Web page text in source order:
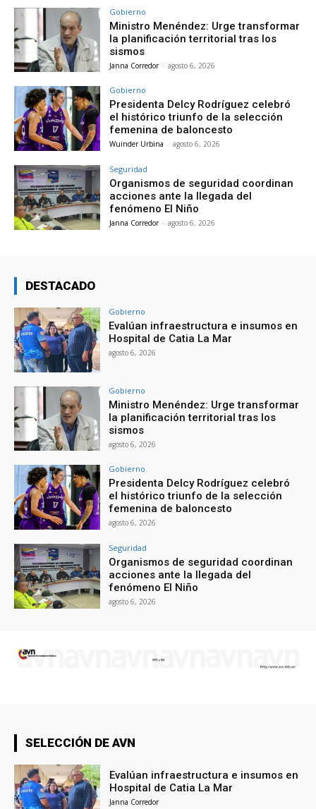
Gobierno
Ministro Menéndez: Urge transformar
la planificación territorial tras los
sismos
Janna Corredor - agosto 6, 2026
Gobierno
Presidenta Delcy Rodríguez celebró
el histórico triunfo de la selección
femenina de baloncesto
Wuinder Urbina - agosto 6, 2026
Seguridad
Organismos de seguridad coordinan
acciones ante la llegada del
fenómeno El Niño
Janna Corredor - agosto 6, 2026
DESTACADO
Gobierno
Evalúan infraestructura e insumos en
Hospital de Catia La Mar
agosto 6, 2026
Gobierno
Ministro Menéndez: Urge transformar
la planificación territorial tras los
sismos
agosto 6, 2026
Gobierno
Presidenta Delcy Rodríguez celebró
el histórico triunfo de la selección
femenina de baloncesto
agosto 6, 2026
Seguridad
Organismos de seguridad coordinan
acciones ante la llegada del
fenómeno El Niño
agosto 6, 2026
SELECCIÓN DE AVN
Evalúan infraestructura e insumos en
Hospital de Catia La Mar
Janna Corredor